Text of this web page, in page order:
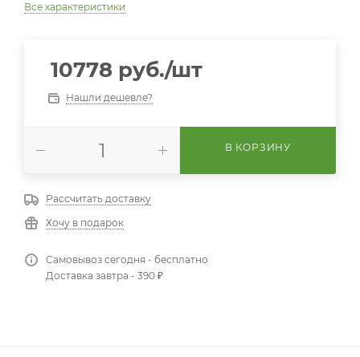
Все характеристики
10778 руб./шт
Нашли дешевле?
В КОРЗИНУ
Рассчитать доставку
Хочу в подарок
Самовывоз сегодня - бесплатно
Доставка завтра - 390 ₽